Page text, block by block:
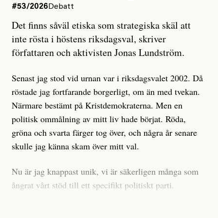
Artikeln undersöker inte, som ETC påstår, ”vad som
är sant, vad som är rykten”, utan den bidrar bara till
ännu mer ryktesspridning. Det finns inte ett enda bevis
misstänkta personen är en infiltratör. Det som läsaren
får veta är att personen har ändrat sina politiska åsikter
under åren, att den har raderat tidigare innehåll på sina
sociala medier, att artikelns författare inte förstår sig
på personens ekonomi och att det tydligen finns
anonyma röster inom rörelsen som säger saker som
anses vara anledningar att titta närmare på personen,
men ingenting av detta är tillräckligt för att hänga ut
#53/2026 Debatt
Det finns såväl etiska som strategiska skäl att
inte rösta i höstens riksdagsval, skriver
författaren och aktivisten Jonas Lundström.
Senast jag stod vid urnan var i riksdagsvalet 2002. Då
röstade jag fortfarande borgerligt, om än med tvekan.
Närmare bestämt på Kristdemokraterna. Men en
politisk ommålning av mitt liv hade börjat. Röda,
gröna och svarta färger tog över, och några år senare
skulle jag känna skam över mitt val.
Nu är jag knappast unik, vi är säkerligen många som
ångrat vårt stöd till ett specifikt politiskt parti.